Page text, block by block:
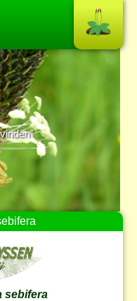
sebifera